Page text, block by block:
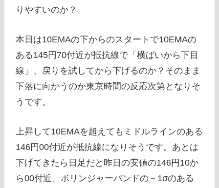
りやすいのか？
本日は10EMAの下からのスタートで10EMAの
ある145円70付近が抵抗線で「横ばいから下目
線」、戻りを試してから下げるのか？そのまま
下落に向かうのか東京時間の反応次第となりそ
うです。
上昇して10EMAを超えてもミドルラインのある
146円00付近が抵抗線になりそうです。あとは
下げてきたら日足だと昨日の安値の146円10か
ら00付近、ボリンジャーバンドの－1σのある